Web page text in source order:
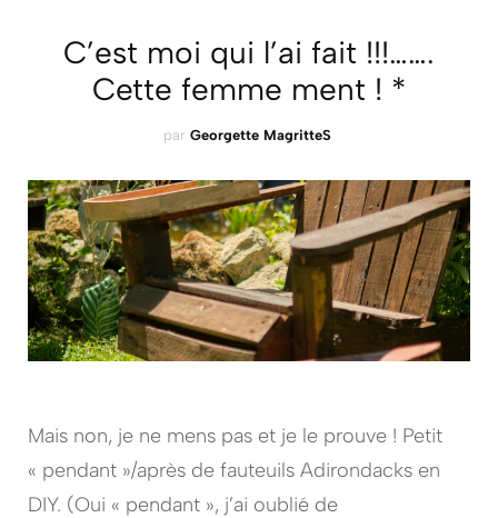
C’est moi qui l’ai fait !!!…….
Cette femme ment ! *
par Georgette MagritteS
Mais non, je ne mens pas et je le prouve ! Petit
« pendant »/après de fauteuils Adirondacks en
DIY. (Oui « pendant », j’ai oublié de